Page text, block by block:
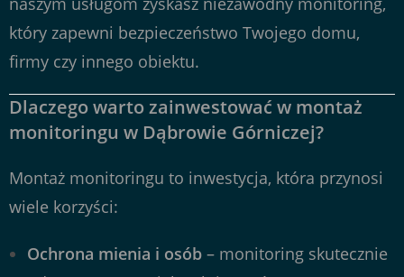
który zapewni bezpieczeństwo Twojego domu,
firmy czy innego obiektu.
Dlaczego warto zainwestować w montaż
monitoringu w Dąbrowie Górniczej?
Montaż monitoringu to inwestycja, która przynosi
wiele korzyści:
Ochrona mienia i osób – monitoring skutecznie